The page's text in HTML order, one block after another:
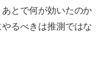
とで何が効いたのか
るべきは推測ではな